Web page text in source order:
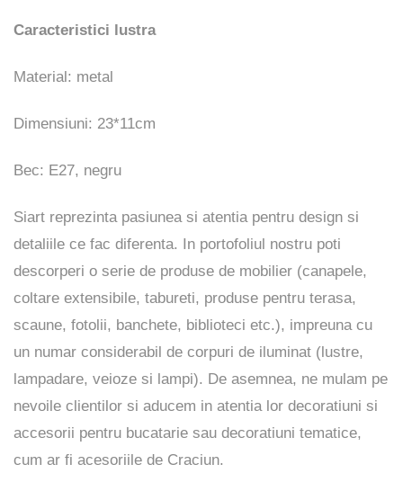
Caracteristici lustra
Material: metal
Dimensiuni: 23*11cm
Bec: E27, negru
Siart reprezinta pasiunea si atentia pentru design si
detaliile ce fac diferenta. In portofoliul nostru poti
descorperi o serie de produse de mobilier (canapele,
coltare extensibile, tabureti, produse pentru terasa,
scaune, fotolii, banchete, biblioteci etc.), impreuna cu
un numar considerabil de corpuri de iluminat (lustre,
lampadare, veioze si lampi). De asemnea, ne mulam pe
nevoile clientilor si aducem in atentia lor decoratiuni si
accesorii pentru bucatarie sau decoratiuni tematice,
cum ar fi acesoriile de Craciun.